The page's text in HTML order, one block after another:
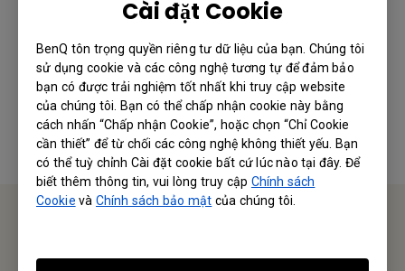
Cài đặt Cookie
BenQ tôn trọng quyền riêng tư dữ liệu của bạn. Chúng tôi
sử dụng cookie và các công nghệ tương tự để đảm bảo
bạn có được trải nghiệm tốt nhất khi truy cập website
của chúng tôi. Bạn có thể chấp nhận cookie này bằng
cách nhấn “Chấp nhận Cookie”, hoặc chọn “Chỉ Cookie
cần thiết” để từ chối các công nghệ không thiết yếu. Bạn
có thể tuỳ chỉnh Cài đặt cookie bất cứ lúc nào tại đây. Để
biết thêm thông tin, vui lòng truy cập Chính sách
Cookie vàChính sách bảo mật của chúng tôi.
Thông tin này có hữu ích không?
Có Không